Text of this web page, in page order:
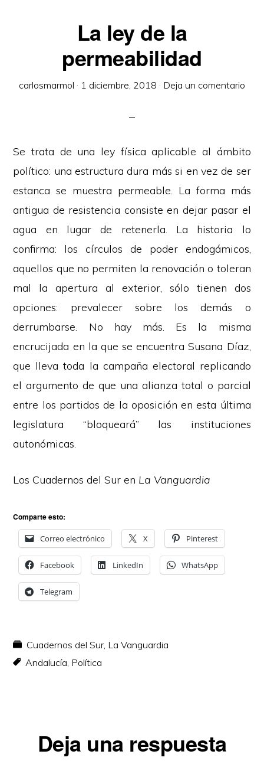
La ley de la
permeabilidad
carlosmarmol · 1 diciembre, 2018 · Deja un comentario
Se trata de una ley física aplicable al ámbito
político: una estructura dura más si en vez de ser
estanca se muestra permeable. La forma más
antigua de resistencia consiste en dejar pasar el
agua en lugar de retenerla. La historia lo
confirma: los círculos de poder endogámicos,
aquellos que no permiten la renovación o toleran
mal la apertura al exterior, sólo tienen dos
opciones: prevalecer sobre los demás o
derrumbarse. No hay más. Es la misma
encrucijada en la que se encuentra Susana Díaz,
que lleva toda la campaña electoral replicando
el argumento de que una alianza total o parcial
entre los partidos de la oposición en esta última
legislatura “bloqueará” las instituciones
autonómicas.
Los Cuadernos del Sur en La Vanguardia
Comparte esto:
Correo electrónico X Pinterest
Facebook LinkedIn WhatsApp
Telegram
Cuadernos del Sur, La Vanguardia
Andalucía, Política
Interacciones
Deja una respuesta